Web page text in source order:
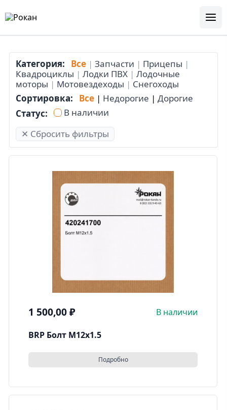
Категория: Все | Запчасти | Прицепы |
Квадроциклы | Лодки ПВХ | Лодочные
моторы | Мотовездеходы | Снегоходы
Сортировка:
Все | Недорогие | Дорогие
Статус:
В наличии
✕ Сбросить фильтры
1 500,00₽ В наличии
BRP Болт M12x1.5
Подробно